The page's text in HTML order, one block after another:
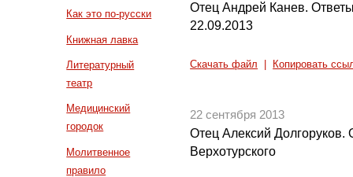
Как это по-русски
Книжная лавка
Литературный
театр
Медицинский
городок
Молитвенное
правило
Отец Андрей Канев.
22.09.2013
Скачать файл Копировать
22 сентября 2013
Отец Алексий
Верхотурского